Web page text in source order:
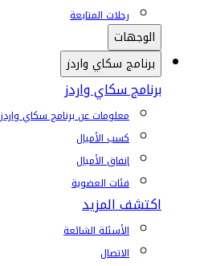
رحلات المتابعة
الوجهات
برنامج سكاي واردز
برنامج سكاي واردز
معلومات عن برنامج سكاي واردز
كسب الأميال
إنفاق الأميال
فئات العضوية
اكتشف المزيد
الأسئلة الشائعة
الاتصال